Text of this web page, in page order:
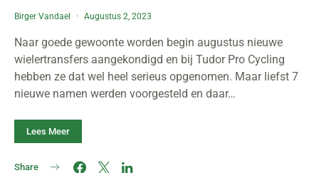
Birger Vandael Augustus 2, 2023
Naar goede gewoonte worden begin augustus nieuwe
wielertransfers aangekondigd en bij Tudor Pro Cycling
hebben ze dat wel heel serieus opgenomen. Maar liefst 7
nieuwe namen werden voorgesteld en daar…
Lees Meer
Share